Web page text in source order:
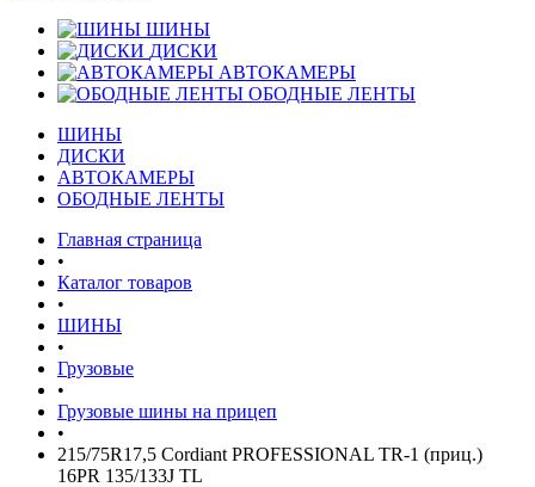
ШИНЫ
ДИСКИ
АВТОКАМЕРЫ
ОБОДНЫЕ ЛЕНТЫ
ШИНЫ
ДИСКИ
АВТОКАМЕРЫ
ОБОДНЫЕ ЛЕНТЫ
Главная страница
•
Каталог товаров
•
ШИНЫ
•
Грузовые
•
Грузовые шины на прицеп
•
215/75R17,5 Cordiant PROFESSIONAL TR-1 (приц.)
16PR 135/133J TL